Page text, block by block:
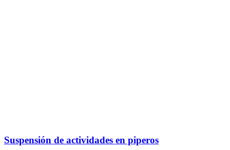
Suspensión de actividades en piperos